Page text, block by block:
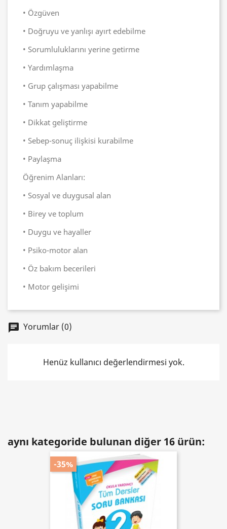
• Özgüven
• Doğruyu ve yanlışı ayırt edebilme
• Sorumluluklarını yerine getirme
• Yardımlaşma
• Grup çalışması yapabilme
• Tanım yapabilme
• Dikkat geliştirme
• Sebep-sonuç ilişkisi kurabilme
• Paylaşma
Öğrenim Alanları:
• Sosyal ve duygusal alan
• Birey ve toplum
• Duygu ve hayaller
• Psiko-motor alan
• Öz bakım becerileri
• Motor gelişimi
chat Yorumlar (0)
Henüz kullanıcı değerlendirmesi yok.
aynı kategoride bulunan diğer 16 ürün:
-35%